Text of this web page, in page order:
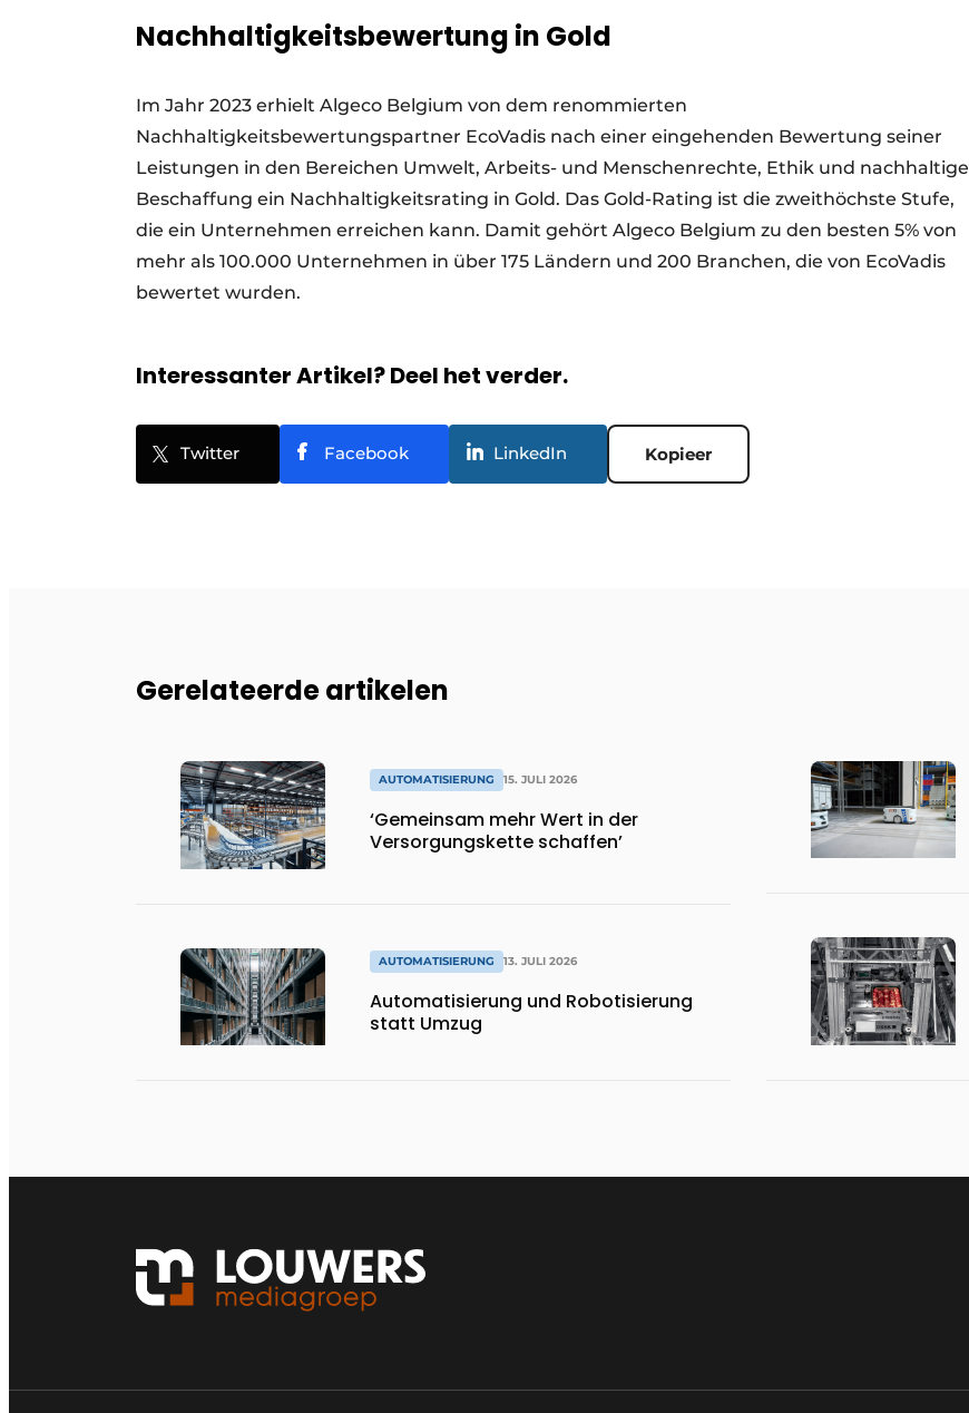
Nachhaltigkeitsbewertung in Gold
Im Jahr 2023 erhielt Algeco Belgium von dem renommierten
Nachhaltigkeitsbewertungspartner EcoVadis nach einer eingehenden Bewertung seiner
Leistungen in den Bereichen Umwelt, Arbeits- und Menschenrechte, Ethik und nachhaltige
Beschaffung ein Nachhaltigkeitsrating in Gold. Das Gold-Rating ist die zweithöchste Stufe,
die ein Unternehmen erreichen kann. Damit gehört Algeco Belgium zu den besten 5% von
mehr als 100.000 Unternehmen in über 175 Ländern und 200 Branchen, die von EcoVadis
bewertet wurden.
Interessanter Artikel? Deel het verder.
Twitter Facebook LinkedIn Kopieer
Gerelateerde artikelen
AUTOMATISIERUNG 15. JULI 2026
‘Gemeinsam mehr Wert in der
Versorgungskette schaffen’
AUTOMATISIERUNG 13. JULI 2026
Automatisierung und Robotisierung
statt Umzug